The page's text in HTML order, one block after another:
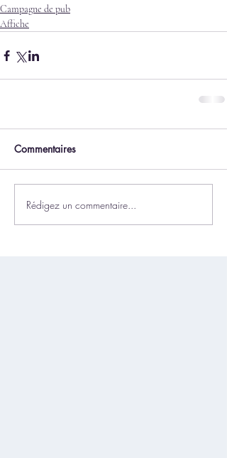
Campagne de pub
Affiche
Commentaires
Rédigez un commentaire...